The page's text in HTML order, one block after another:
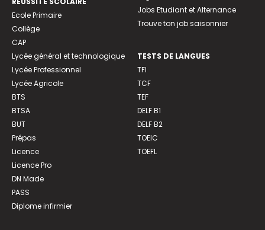
Ecole Primaire
Collège
CAP
Lycée général et technologique
Lycée Professionnel
Lycée Agricole
BTS
BTSA
BUT
Prépas
Licence
Licence Pro
DN Made
PASS
Diplome infirmier
Jobs Etudiant et Alternance
Trouve ton job saisonnier
TESTS DE LANGUES
TFI
TCF
TEF
DELF B1
DELF B2
TOEIC
TOEFL